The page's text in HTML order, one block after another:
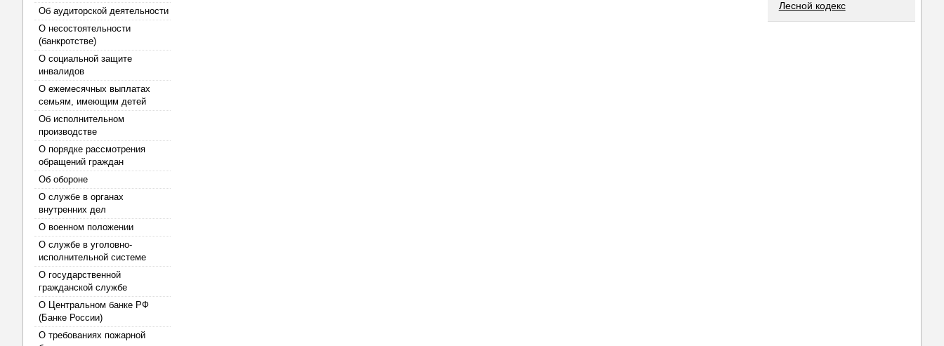
Об аудиторской деятельности
О несостоятельности
(банкротстве)
О социальной защите
инвалидов
О ежемесячных выплатах
семьям, имеющим детей
Об исполнительном
производстве
О порядке рассмотрения
обращений граждан
Об обороне
О службе в органах
внутренних дел
О военном положении
О службе в уголовно-
исполнительной системе
О государственной
гражданской службе
О Центральном банке РФ
(Банке России)
О требованиях пожарной
Лесной кодекс